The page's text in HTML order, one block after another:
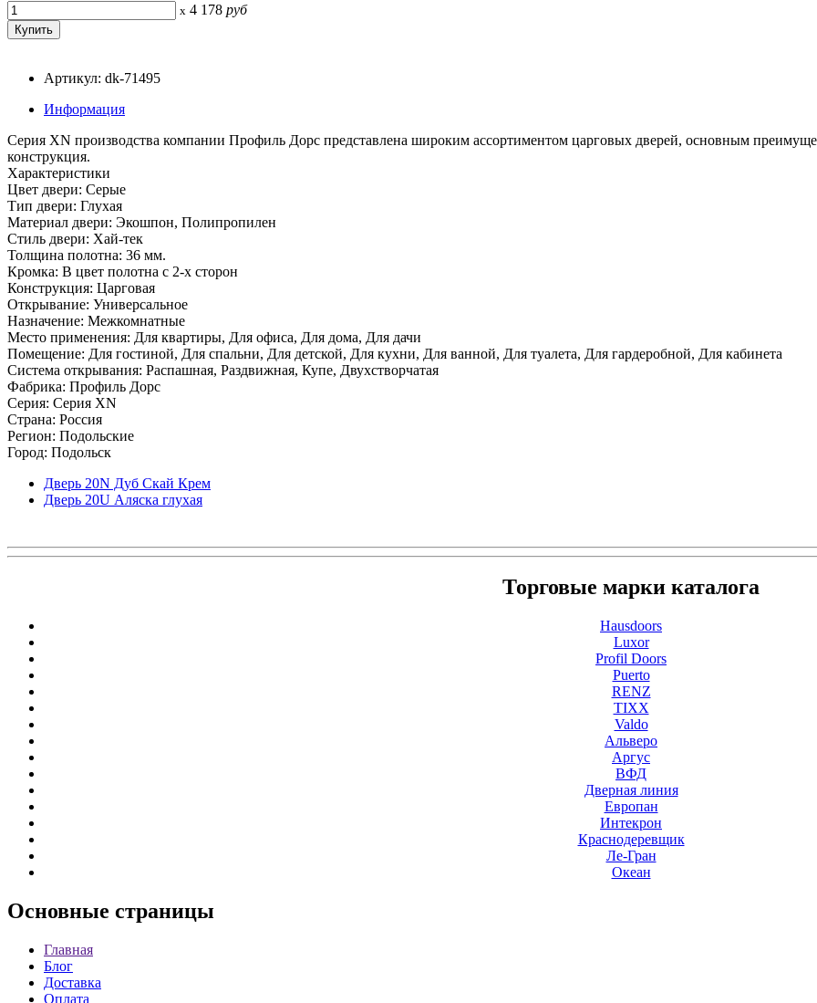
x 4 178 руб
Артикул: dk-71495
Информация
Серия ХN производства компании Профиль Дорс представлена широким ассортиментом царговых дверей, основным
конструкция.
Характеристики
Цвет двери: Серые
Тип двери: Глухая
Материал двери: Экошпон, Полипропилен
Стиль двери: Хай-тек
Толщина полотна: 36 мм.
Кромка: В цвет полотна с 2-х сторон
Конструкция: Царговая
Открывание: Универсальное
Назначение: Межкомнатные
Место применения: Для квартиры, Для офиса, Для дома, Для дачи
Помещение: Для гостиной, Для спальни, Для детской, Для кухни, Для ванной, Для туалета, Для гардеробной, Для кабинета
Система открывания: Распашная, Раздвижная, Купе, Двухстворчатая
Фабрика: Профиль Дорс
Серия: Серия XN
Страна: Россия
Регион: Подольские
Город: Подольск
Дверь 20N Дуб Скай Крем
Дверь 20U Аляска глухая
Торговые марки каталога
Hausdoors
Luxor
Profil Doors
Puerto
RENZ
TIXX
Valdo
Альверо
Аргус
ВФД
Дверная линия
Европан
Интекрон
Краснодеревщик
Ле-Гран
Океан
Основные страницы
Главная
Блог
Доставка
Оплата